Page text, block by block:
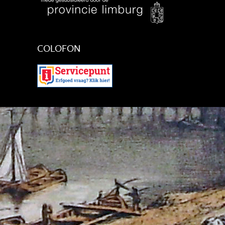
Augustus 2024
April 2024
Maart 2024
Januari 2024
December 2023
November 2023
Oktober 2023
September 2023
Augustus 2023
Juli 2023
Juni 2023
COLOFON